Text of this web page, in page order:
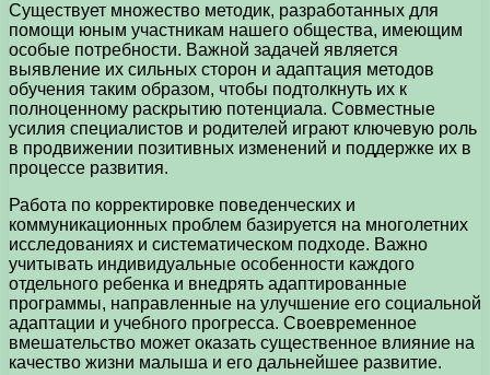
Существует множество методик, разработанных для
помощи юным участникам нашего общества, имеющим
особые потребности. Важной задачей является
выявление их сильных сторон и адаптация методов
обучения таким образом, чтобы подтолкнуть их к
полноценному раскрытию потенциала. Совместные
усилия специалистов и родителей играют ключевую роль
в продвижении позитивных изменений и поддержке их в
процессе развития.
Работа по корректировке поведенческих и
коммуникационных проблем базируется на многолетних
исследованиях и систематическом подходе. Важно
учитывать индивидуальные особенности каждого
отдельного ребенка и внедрять адаптированные
программы, направленные на улучшение его социальной
адаптации и учебного прогресса. Своевременное
вмешательство может оказать существенное влияние на
качество жизни малыша и его дальнейшее развитие.